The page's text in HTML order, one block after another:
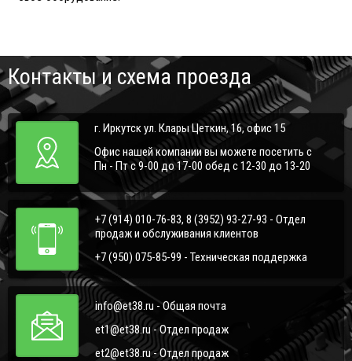
Контакты и схема проезда
г. Иркутск ул. Клары Цеткин, 16, офис 15
Офис нашей компании вы можете посетить с
Пн - Пт с 9-00 до 17-00 обед с 12-30 до 13-20
+7 (914) 010-76-83, 8 (3952) 93-27-93 - Отдел
продаж и обслуживания клиентов
+7 (950) 075-85-99 - Техническая поддержка
info@et38.ru - Общая почта
et1@et38.ru - Отдел продаж
et2@et38.ru - Отдел продаж